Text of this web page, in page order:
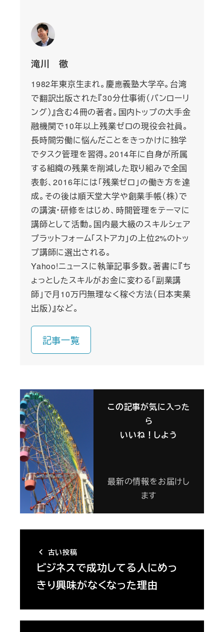
滝川 徹
1982年東京生まれ。慶應義塾大学卒。台湾
で翻訳出版された『30分仕事術（パンローリ
ング）』含む４冊の著者。国内トップの大手金
融機関で10年以上残業ゼロの現役会社員。
長時間労働に悩んだことをきっかけに独学
でタスク管理を習得。2014年に自身が所属
する組織の残業を削減した取り組みで全国
表彰、2016年には「残業ゼロ」の働き方を達
成。その後は順天堂大学や創業手帳（株）で
の講演・研修をはじめ、時間管理をテーマに
講師として活動。国内最大級のスキルシェア
プラットフォーム「ストアカ」の上位2%のトッ
プ講師に選出される。
Yahoo!ニュースに執筆記事多数。著書に『ち
ょっとしたスキルがお金に変わる「副業講
師」で月10万円無理なく稼ぐ方法（日本実業
出版）』など。
記事一覧
この記事が気に入った
ら
いいね！しよう
最新の情報をお届けし
ます
古い投稿
ビジネスで成功してる人にめっ
きり興味がなくなった理由